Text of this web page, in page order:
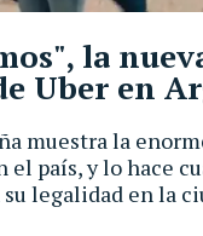
muestra la
el país, y lo hace
legalidad en la
la
Uber en